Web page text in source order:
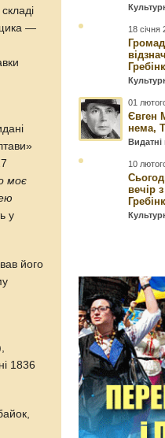
—
моє
у
його
1836
18 січня
01
Євген
нема,
Видатні
10
вечір